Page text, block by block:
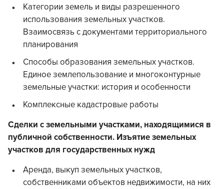
Категории земель и виды разрешенного
использования земельных участков.
Взаимосвязь с документами территориального
планирования
Способы образования земельных участков.
Единое землепользование и многоконтурные
земельные участки: история и особенности
Комплексные кадастровые работы
Сделки с земельными участками, находящимися в
публичной собственности. Изъятие земельных
участков для государственных нужд
Аренда, выкуп земельных участков,
собственниками объектов недвижимости, на них